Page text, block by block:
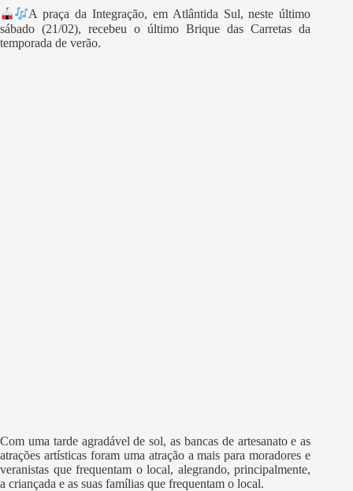
A praça da Integração, em Atlântida Sul, neste último
sábado (21/02), recebeu o último Brique das Carretas da
temporada de verão.
Com uma tarde agradável de sol, as bancas de artesanato e as
atrações artísticas foram uma atração a mais para moradores e
veranistas que frequentam o local, alegrando, principalmente,
a criançada e as suas famílias que frequentam o local.